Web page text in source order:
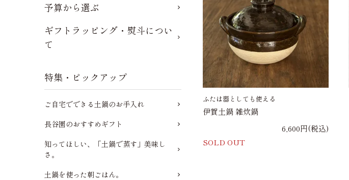
ふたは器としても使える
伊賀土鍋 雑炊鍋
6,600円(税込)
SOLD OUT
予算から選ぶ
ギフトラッピング・熨斗につい
て
特集・ピックアップ
ご自宅でできる土鍋のお手入れ
長谷園のおすすめギフト
知ってほしい、「土鍋で蒸す」美味し
さ。
土鍋を使った朝ごはん。